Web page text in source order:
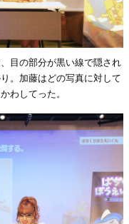
目の部分が黒い線で隠され
。加藤はどの写真に対して
わしてった。